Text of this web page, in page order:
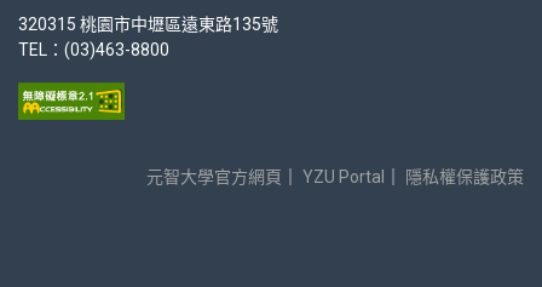
320315 桃園市中壢區遠東路135號
TEL：(03)463-8800
元智大學官方網頁 YZU Portal 隱私權保護政策